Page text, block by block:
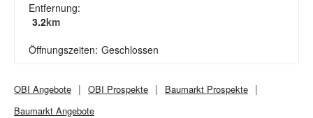
Entfernung:
3.2km
Öffnungszeiten: Geschlossen
OBI Angebote OBI Prospekte Baumarkt Prospekte
Baumarkt Angebote